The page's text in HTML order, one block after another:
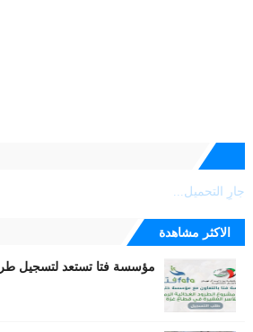
جارٍ التحميل...
الاكثر مشاهدة
مؤسسة فتا تستعد لتسجيل